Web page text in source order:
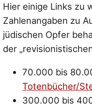
Hier einige Links zu
Zahlenangaben zu
jüdischen Opfer
der
70.000 bis
Totenbücher/
300.000 bis